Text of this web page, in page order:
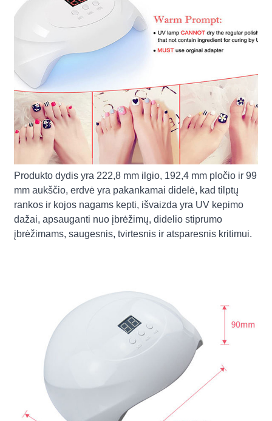
Produkto dydis yra 222,8 mm ilgio, 192,4 mm pločio ir 99
mm aukščio, erdvė yra pakankamai didelė, kad tilptų
rankos ir kojos nagams kepti, išvaizda yra UV kepimo
dažai, apsauganti nuo įbrėžimų, didelio stiprumo
įbrėžimams, saugesnis, tvirtesnis ir atsparesnis kritimui.